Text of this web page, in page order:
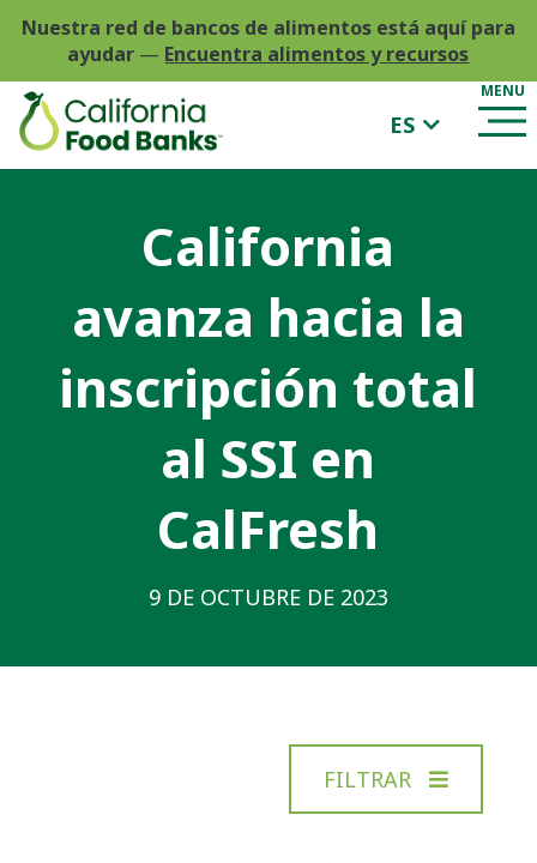
Nuestra red de bancos de alimentos está aquí para
ayudar — Encuentra alimentos y recursos
ES
California
avanza hacia la
inscripción total
al SSI en
CalFresh
9 DE OCTUBRE DE 2023
FILTRAR